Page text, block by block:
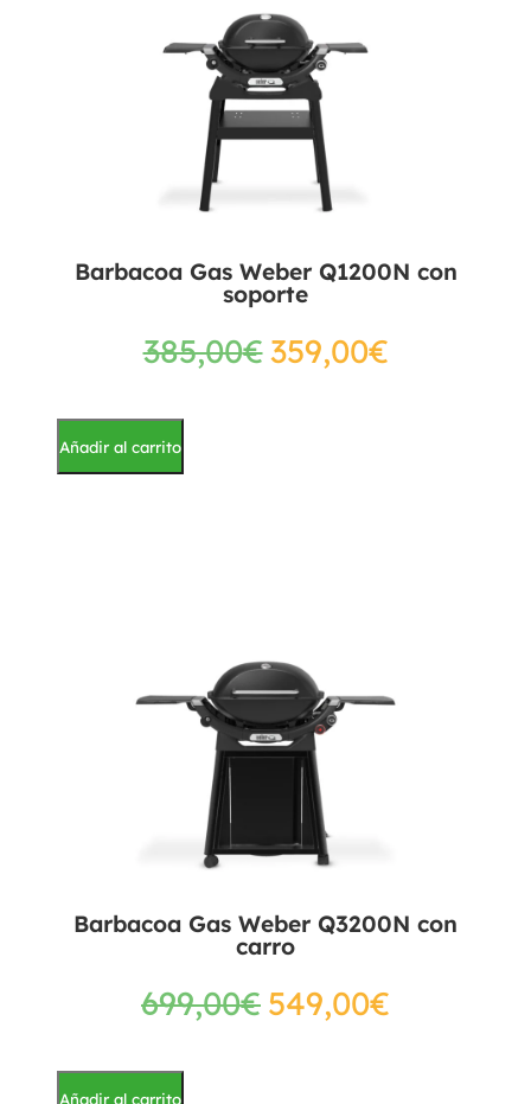
Barbacoa Gas Weber Q1200N con
soporte
385,00€359,00€
Añadir al carrito
Barbacoa Gas Weber Q3200N con
carro
699,00€ 549,00€
Añadir al carrito